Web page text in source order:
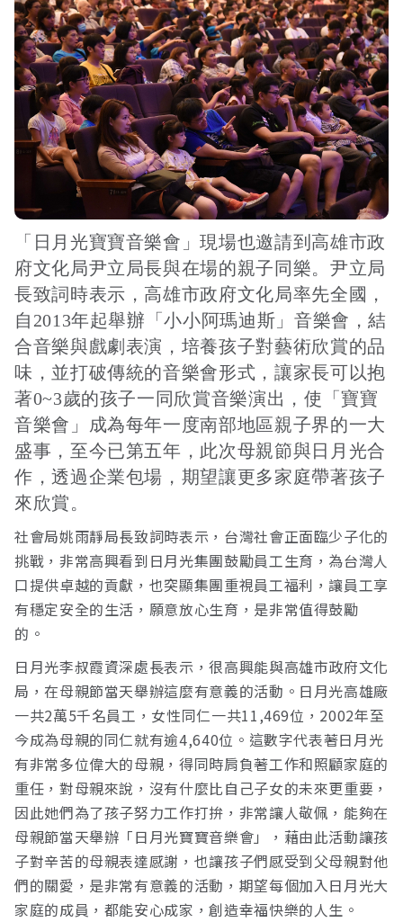
「日月光寶寶音樂會」現場也邀請到高雄市政
府文化局尹立局長與在場的親子同樂。尹立局
長致詞時表示，高雄市政府文化局率先全國，
自2013年起舉辦「小小阿瑪迪斯」音樂會，結
合音樂與戲劇表演，培養孩子對藝術欣賞的品
味，並打破傳統的音樂會形式，讓家長可以抱
著0~3歲的孩子一同欣賞音樂演出，使「寶寶
音樂會」成為每年一度南部地區親子界的一大
盛事，至今已第五年，此次母親節與日月光合
作，透過企業包場，期望讓更多家庭帶著孩子
來欣賞。
社會局姚雨靜局長致詞時表示，台灣社會正面臨少子化的
挑戰，非常高興看到日月光集團鼓勵員工生育，為台灣人
口提供卓越的貢獻，也突顯集團重視員工福利，讓員工享
有穩定安全的生活，願意放心生育，是非常值得鼓勵
的。
日月光李叔霞資深處長表示，很高興能與高雄市政府文化
局，在母親節當天舉辦這麼有意義的活動。日月光高雄廠
一共2萬5千名員工，女性同仁一共11,469位，2002年至
今成為母親的同仁就有逾4,640位。這數字代表著日月光
有非常多位偉大的母親，得同時肩負著工作和照顧家庭的
重任，對母親來說，沒有什麼比自己子女的未來更重要，
因此她們為了孩子努力工作打拚，非常讓人敬佩，能夠在
母親節當天舉辦「日月光寶寶音樂會」，藉由此活動讓孩
子對辛苦的母親表達感謝，也讓孩子們感受到父母親對他
們的關愛，是非常有意義的活動，期望每個加入日月光大
家庭的成員，都能安心成家，創造幸福快樂的人生。